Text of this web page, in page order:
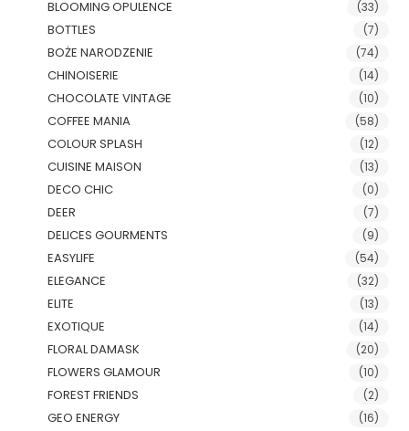
BLOOMING OPULENCE (33)
BOTTLES (7)
BOŻE NARODZENIE (74)
CHINOISERIE (14)
CHOCOLATE VINTAGE (10)
COFFEE MANIA (58)
COLOUR SPLASH (12)
CUISINE MAISON (13)
DECO CHIC (0)
DEER (7)
DELICES GOURMENTS (9)
EASYLIFE (54)
ELEGANCE (32)
ELITE (13)
EXOTIQUE (14)
FLORAL DAMASK (20)
FLOWERS GLAMOUR (10)
FOREST FRIENDS (2)
GEO ENERGY (16)